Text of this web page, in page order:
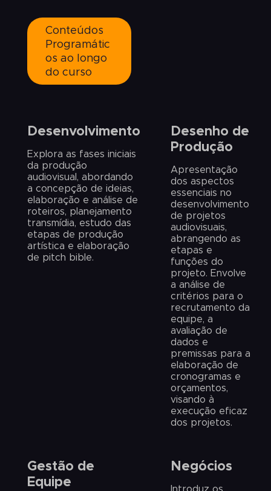
Saiba mais
Conteúdos
Programátic
os ao longo
do curso
Desenvolvimento
Explora as fases iniciais
da produção
audiovisual, abordando
a concepção de ideias,
elaboração e análise de
roteiros, planejamento
transmídia, estudo das
etapas de produção
artística e elaboração
de pitch bible.
Desenho de
Produção
Apresentação
dos aspectos
essenciais no
desenvolvimento
de projetos
audiovisuais,
abrangendo as
etapas e
funções do
projeto. Envolve
a análise de
critérios para o
recrutamento da
equipe, a
avaliação de
dados e
premissas para a
elaboração de
cronogramas e
orçamentos,
visando à
execução eficaz
dos projetos.
Gestão de
Equipe
Negócios